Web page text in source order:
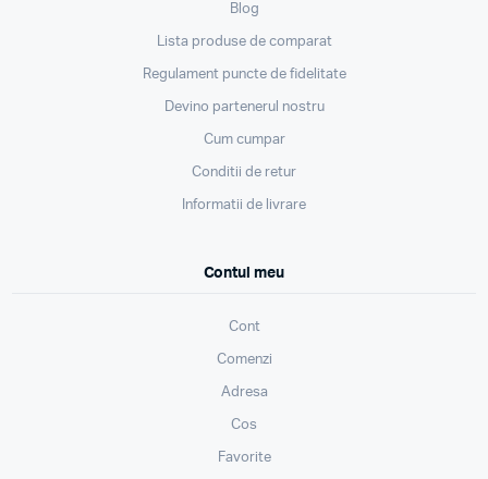
Blog
Lista produse de comparat
Regulament puncte de fidelitate
Devino partenerul nostru
Cum cumpar
Conditii de retur
Informatii de livrare
Contul meu
Cont
Comenzi
Adresa
Cos
Favorite